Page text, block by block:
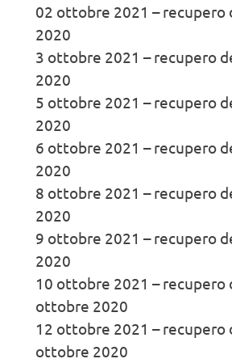
02 ottobre 2021 –
2020
3 ottobre 2021 – recupero
2020
5 ottobre 2021 – recupero
2020
6 ottobre 2021 – recupero
2020
8 ottobre 2021 – recupero
2020
9 ottobre 2021 – recupero
2020
10 ottobre 2021 – recupero
ottobre 2020
12 ottobre 2021 – recupero
ottobre 2020